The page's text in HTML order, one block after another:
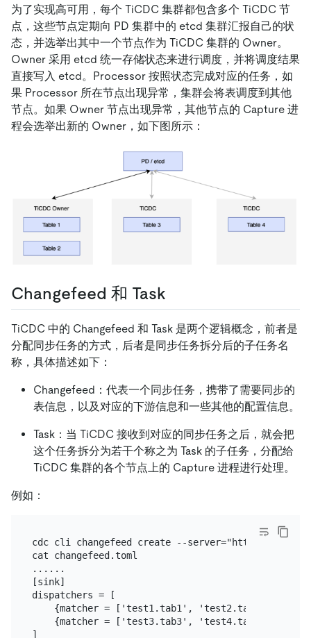
为了实现高可用，每个 TiCDC 集群都包含多个 TiCDC 节
点，这些节点定期向 PD 集群中的 etcd 集群汇报自己的状
态，并选举出其中一个节点作为 TiCDC 集群的 Owner。
Owner 采用 etcd 统一存储状态来进行调度，并将调度结果
直接写入 etcd。Processor 按照状态完成对应的任务，如
果 Processor 所在节点出现异常，集群会将表调度到其他
节点。如果 Owner 节点出现异常，其他节点的 Capture 进
程会选举出新的 Owner，如下图所示：
Changefeed 和 Task
TiCDC 中的 Changefeed 和 Task 是两个逻辑概念，前者是
分配同步任务的方式，后者是同步任务拆分后的子任务名
称，具体描述如下：
Changefeed：代表一个同步任务，携带了需要同步的
表信息，以及对应的下游信息和一些其他的配置信息。
Task：当 TiCDC 接收到对应的同步任务之后，就会把
这个任务拆分为若干个称之为 Task 的子任务，分配给
TiCDC 集群的各个节点上的 Capture 进程进行处理。
例如：
cdc cli changefeed create --server="http://
cat changefeed.toml
......
[sink]
dispatchers = [
{matcher = ['test1.tab1', 'test2.tab2'],
{matcher = ['test3.tab3', 'test4.tab4'],